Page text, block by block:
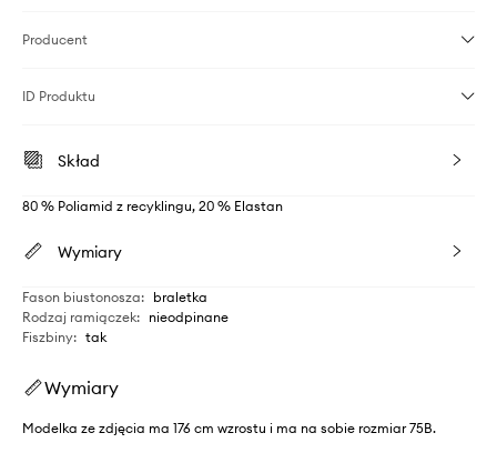
Producent
ID Produktu
Skład
80 % Poliamid z recyklingu, 20 % Elastan
Wymiary
Fason biustonosza: braletka
Rodzaj ramiączek: nieodpinane
Fiszbiny: tak
Wymiary
Modelka ze zdjęcia ma 176 cm wzrostu i ma na sobie rozmiar 75B.